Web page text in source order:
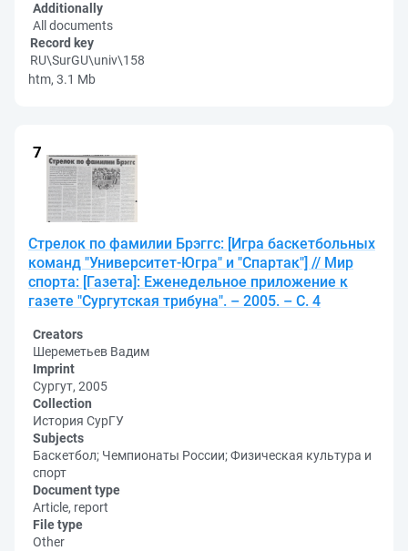
Additionally
All documents
Record key
RU\SurGU\univ\158
htm, 3.1 Mb
Стрелок по фамилии Брэггс: [Игра баскетбольных
команд "Университет-Югра" и "Спартак"] // Мир
спорта: [Газета]: Еженедельное приложение к
газете "Сургутская трибуна". – 2005. – С. 4
Creators
Шереметьев Вадим
Imprint
Сургут, 2005
Collection
История СурГУ
Subjects
Баскетбол; Чемпионаты России; Физическая культура и
спорт
Document type
Article, report
File type
Other